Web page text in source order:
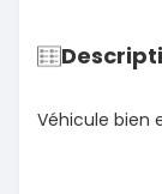
Véhicule bien